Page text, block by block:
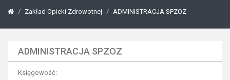
Zakład Opieki Zdrowotnej ADMINISTRACJA SPZOZ
ADMINISTRACJA SPZOZ
Księgowość: